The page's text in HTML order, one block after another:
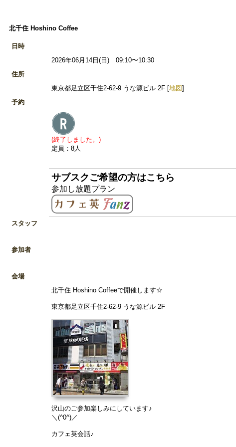
北千住 Hoshino Coffee
日時
2026年06月14日(日) 09:10〜10:30
住所
東京都足立区千住2-62-9 うな源ビル 2F [地図]
予約
(終了しました。)
定員：8人
サブスクご希望の方はこちら
参加し放題プラン
スタッフ
参加者
会場
北千住 Hoshino Coffeeで開催します☆
東京都足立区千住2-62-9 うな源ビル 2F
沢山のご参加楽しみにしています♪
＼(^0^)／
カフェ英会話♪